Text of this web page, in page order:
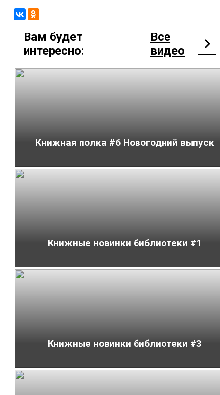
Вам будет
интересно:
Все
видео
chevron_right
Книжная полка #6 Новогодний выпуск
Книжные новинки библиотеки #1
Книжные новинки библиотеки #3